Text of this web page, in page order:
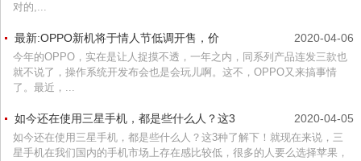
对的,...
2020-04-06
最新:OPPO新机将于情人节低调开售，价
今年的OPPO，实在是让人捉摸不透，一年之内，同系列产品连发三款也
就不说了，操作系统开发布会也是会玩儿啊。这不，OPPO又来搞事情
了。最近，...
2020-04-05
如今还在使用三星手机，都是些什么人？这3
如今还在使用三星手机，都是些什么人？这3种了解下！就现在来说，三
星手机在我们国内的手机市场上存在感比较低，很多的人要么选择苹果，